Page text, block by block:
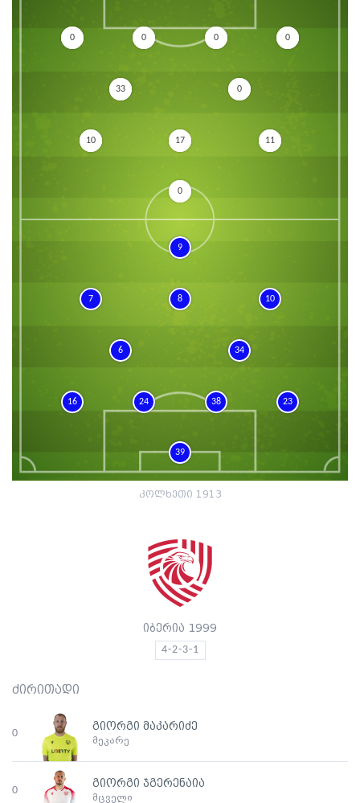
იბერია 1999
4-2-3-1
ძირითადი
0
გიორგი მაკარიძე
მეკარე
0
გიორგი ჯგერენაია
მცველი
0 0 0 0
33 0
10 17 11
0
39
23
38
24
16
34
6
10
8
7
9
კოლხეთი 1913